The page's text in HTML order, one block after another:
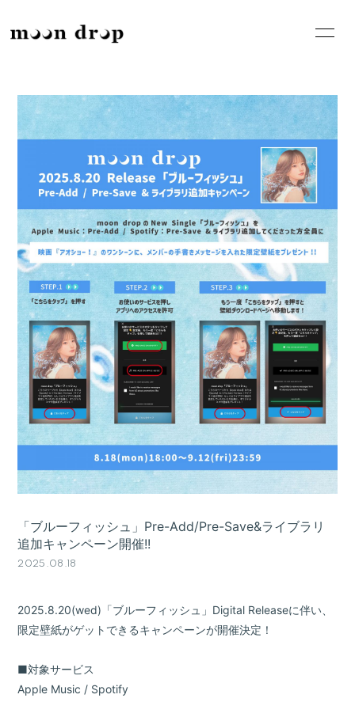
SCHEDULE PROFILE
DISCOGRAPHY
BLOG MOVIE
GOODS RADIO
PHOTO CONTACT
会員登録 ログイン
「ブルーフィッシュ」Pre-Add/Pre-Save&ライブラリ
追加キャンペーン開催!!
2025.08.18
2025.8.20(wed)「ブルーフィッシュ」Digital Releaseに伴い、
限定壁紙がゲットできるキャンペーンが開催決定！
■対象サービス
Apple Music / Spotify